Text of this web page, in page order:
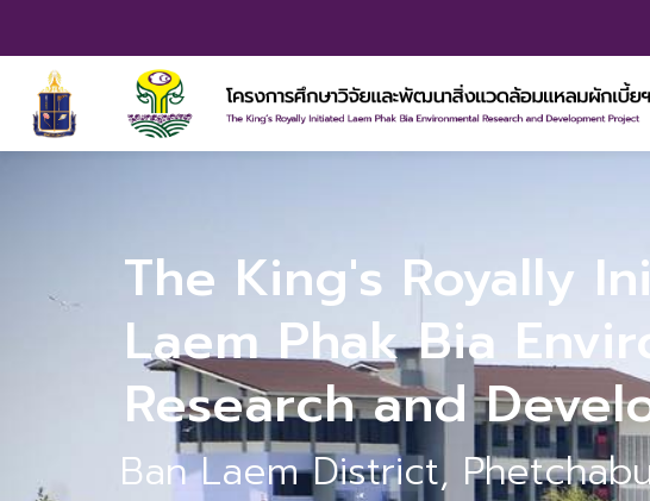
The King's Royally
Laem Phak Bia
Research and
Ban Laem District,